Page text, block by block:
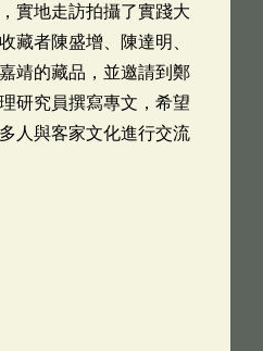
實地走訪拍攝了實踐大
藏者陳盛增、陳達明、
靖的藏品，並邀請到鄭
研究員撰寫專文，希望
人與客家文化進行交流